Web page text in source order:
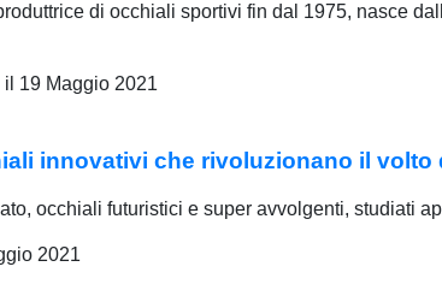
di occhiali sportivi fin dal 1975, nasce
il 19 Maggio 2021
innovativi che rivoluzionano il volto
occhiali futuristici e super avvolgenti, studiati
2021